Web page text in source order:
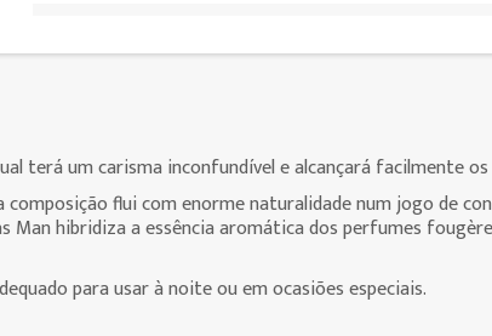
terá um carisma inconfundível e alcançará facilmente
flui com enorme naturalidade num jogo de
hibridiza a essência aromática dos perfumes
para usar à noite ou em ocasiões especiais.